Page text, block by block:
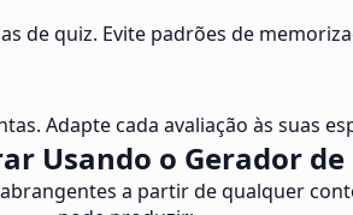
quiz. Evite padrões de
Adapte cada avaliação às suas
Usando o Gerador
a partir de qualquer